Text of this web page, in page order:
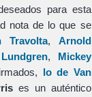
para esta
nota de lo que se
Travolta, Arnold
, Mickey
lo de Van
es un auténtico